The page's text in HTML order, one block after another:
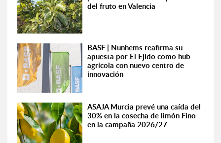
del fruto en Valencia
BASF | Nunhems reafirma su
apuesta por El Ejido como hub
agrícola con nuevo centro de
innovación
ASAJA Murcia prevé una caída del
30% en la cosecha de limón Fino
en la campaña 2026/27